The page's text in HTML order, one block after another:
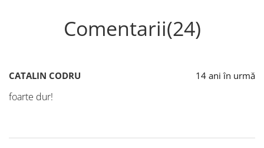
Comentarii(24)
CATALIN CODRU 14 ani în urmă
foarte dur!